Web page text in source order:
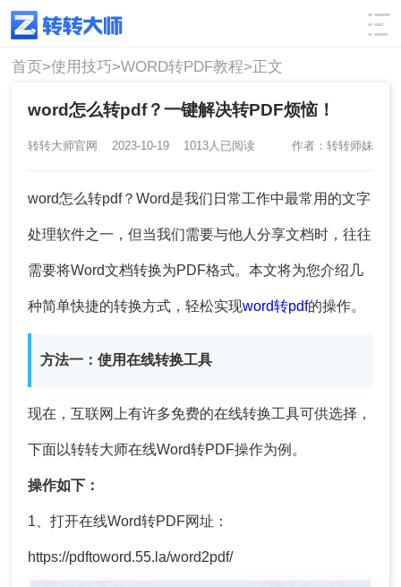
使用技巧 筛选
首页>使用技巧>WORD转PDF教程>正文
word怎么转pdf？一键解决转PDF烦恼！
转转大师官网 2023-10-19 1013人已阅读 作者：转转师妹
word怎么转pdf？Word是我们日常工作中最常用的文字
处理软件之一，但当我们需要与他人分享文档时，往往
需要将Word文档转换为PDF格式。本文将为您介绍几
种简单快捷的转换方式，轻松实现word转pdf的操作。
方法一：使用在线转换工具
现在，互联网上有许多免费的在线转换工具可供选择，
下面以转转大师在线Word转PDF操作为例。
操作如下：
1、打开在线Word转PDF网址：
https://pdftoword.55.la/word2pdf/